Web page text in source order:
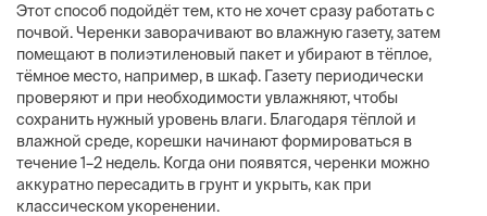
Этот способ подойдёт тем, кто не хочет сразу работать с
почвой. Черенки заворачивают во влажную газету, затем
помещают в полиэтиленовый пакет и убирают в тёплое,
тёмное место, например, в шкаф. Газету периодически
проверяют и при необходимости увлажняют, чтобы
сохранить нужный уровень влаги. Благодаря тёплой и
влажной среде, корешки начинают формироваться в
течение 1–2 недель. Когда они появятся, черенки можно
аккуратно пересадить в грунт и укрыть, как при
классическом укоренении.